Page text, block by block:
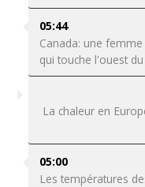
05:44
Canada: une
qui touche l'ouest
La chaleur en
05:00
Les températures